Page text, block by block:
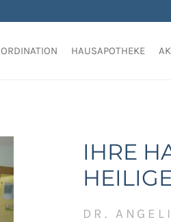
ORDINATION HAUSAPOTHEKE
IHRE
DR.